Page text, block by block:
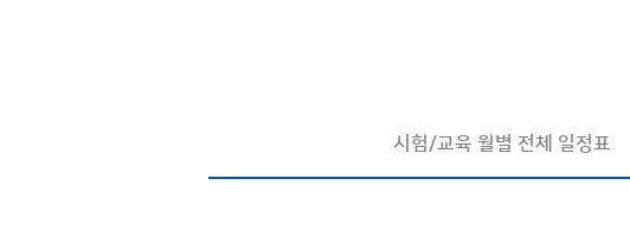
시험/교육 월별 전체 일정표